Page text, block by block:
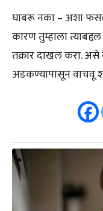
घाबरू नका – अशा
कारण तुम्हाला
तक्रार दाखल करा. असे
अडकण्यापासून वाचवू